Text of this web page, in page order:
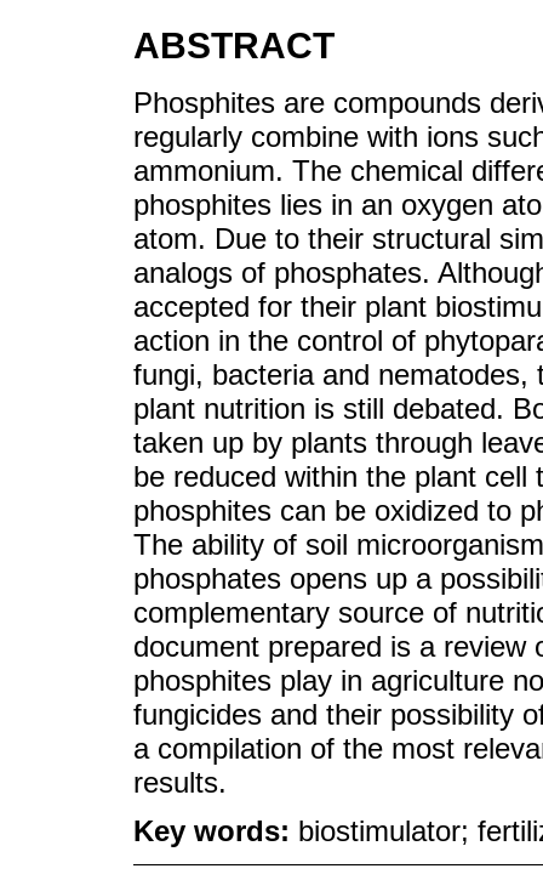
ABSTRACT
Phosphites are compounds
regularly combine with ions
ammonium. The chemical
phosphites lies in an oxygen
atom. Due to their structural
analogs of phosphates.
accepted for their plant
action in the control of
fungi, bacteria and
plant nutrition is still debated.
taken up by plants through
be reduced within the plant
phosphites can be oxidized to
The ability of soil
phosphates opens up a
complementary source of
document prepared is a
phosphites play in agriculture
fungicides and their possibility
a compilation of the most
results.
Key words: biostimulator;